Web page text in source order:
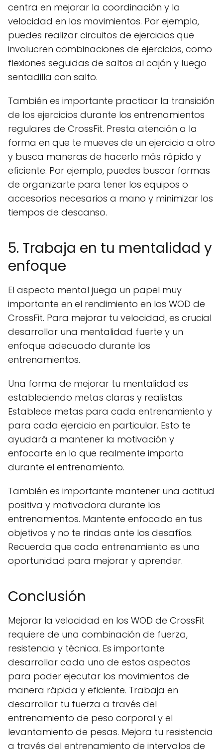
centra en mejorar la coordinación y la
velocidad en los movimientos. Por ejemplo,
puedes realizar circuitos de ejercicios que
involucren combinaciones de ejercicios, como
flexiones seguidas de saltos al cajón y luego
sentadilla con salto.
También es importante practicar la transición
de los ejercicios durante los entrenamientos
regulares de CrossFit. Presta atención a la
forma en que te mueves de un ejercicio a otro
y busca maneras de hacerlo más rápido y
eficiente. Por ejemplo, puedes buscar formas
de organizarte para tener los equipos o
accesorios necesarios a mano y minimizar los
tiempos de descanso.
5. Trabaja en tu mentalidad y
enfoque
El aspecto mental juega un papel muy
importante en el rendimiento en los WOD de
CrossFit. Para mejorar tu velocidad, es crucial
desarrollar una mentalidad fuerte y un
enfoque adecuado durante los
entrenamientos.
Una forma de mejorar tu mentalidad es
estableciendo metas claras y realistas.
Establece metas para cada entrenamiento y
para cada ejercicio en particular. Esto te
ayudará a mantener la motivación y
enfocarte en lo que realmente importa
durante el entrenamiento.
También es importante mantener una actitud
positiva y motivadora durante los
entrenamientos. Mantente enfocado en tus
objetivos y no te rindas ante los desafíos.
Recuerda que cada entrenamiento es una
oportunidad para mejorar y aprender.
Conclusión
Mejorar la velocidad en los WOD de CrossFit
requiere de una combinación de fuerza,
resistencia y técnica. Es importante
desarrollar cada uno de estos aspectos
para poder ejecutar los movimientos de
manera rápida y eficiente. Trabaja en
desarrollar tu fuerza a través del
entrenamiento de peso corporal y el
levantamiento de pesas. Mejora tu resistencia
a través del entrenamiento de intervalos de